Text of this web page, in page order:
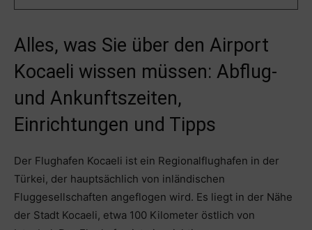
Alles, was Sie über den Airport
Kocaeli wissen müssen: Abflug-
und Ankunftszeiten,
Einrichtungen und Tipps
Der Flughafen Kocaeli ist ein Regionalflughafen in der
Türkei, der hauptsächlich von inländischen
Fluggesellschaften angeflogen wird. Es liegt in der Nähe
der Stadt Kocaeli, etwa 100 Kilometer östlich von